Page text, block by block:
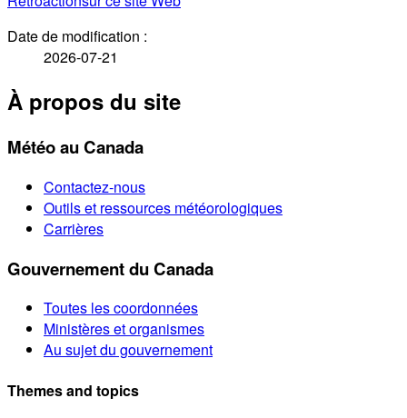
Date de modification :
2026-07-21
À propos du site
Météo au Canada
Contactez-nous
Outils et ressources météorologiques
Carrières
Gouvernement du Canada
Toutes les coordonnées
Ministères et organismes
Au sujet du gouvernement
Themes and topics